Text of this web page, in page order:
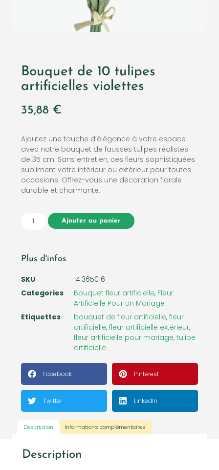
Bouquet de 10 tulipes
artificielles violettes
35,88 €
Ajoutez une touche d’élégance à votre espace
avec notre bouquet de fausses tulipes réalistes
de 35 cm. Sans entretien, ces fleurs sophistiquées
subliment votre intérieur ou extérieur pour toutes
occasions. Offrez-vous une décoration florale
durable et charmante.
Ajouter au panier
Plus d'infos
SKU
14:365016
Categories
Bouquet fleur artificielle, Fleur
Artificielle Pour Un Mariage
Etiquettes
bouquet de fleur artificielle, fleur
artificielle, fleur artificielle extérieur,
fleur artificielle pour mariage, tulipe
artificielle
Facebook Pinterest
Twitter LinkedIn
Description Informations complémentaires
Description